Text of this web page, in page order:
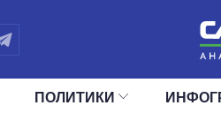
ПОЛИТИКИ